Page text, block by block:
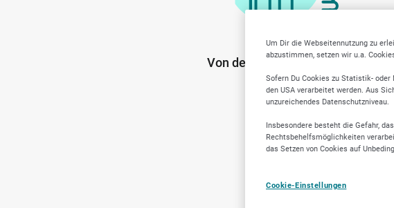
Von der Community geprüfte
Anbieter
Um Dir die Webseitennutzung zu
abzustimmen, setzen wir u.a.
Sofern Du Cookies zu Statistik-
den USA verarbeitet werden. Aus
unzureichendes Datenschutzniveau.
Insbesondere besteht die Gefahr,
Rechtsbehelfsmöglichkeiten
das Setzen von Cookies auf
Cookie-Einstellungen